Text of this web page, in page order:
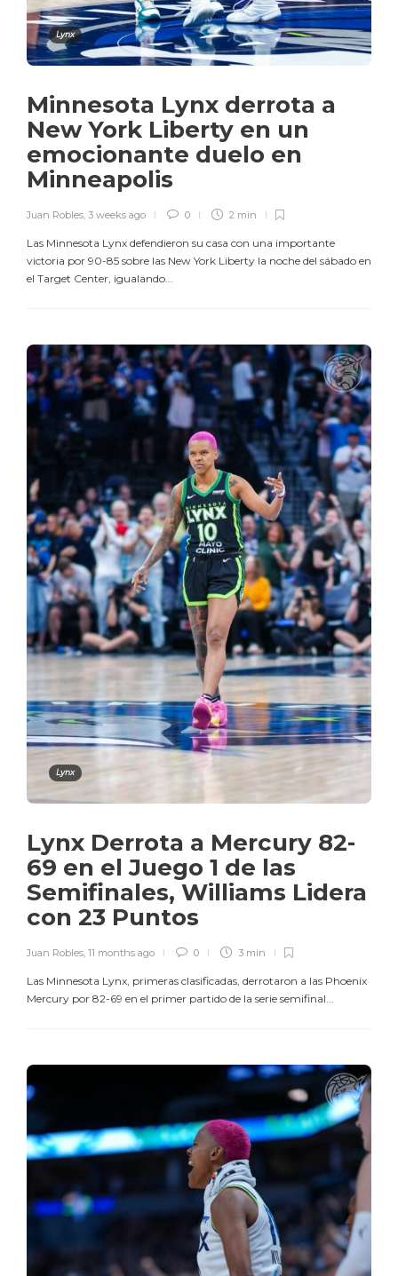
Lynx
Minnesota Lynx derrota a
New York Liberty en un
emocionante duelo en
Minneapolis
Juan Robles, 3 weeks ago 0 2 min
Las Minnesota Lynx defendieron su casa con una importante
victoria por 90-85 sobre las New York Liberty la noche del sábado en
el Target Center, igualando...
Lynx
Lynx Derrota a Mercury 82-
69 en el Juego 1 de las
Semifinales, Williams Lidera
con 23 Puntos
Juan Robles, 11 months ago 0 3 min
Las Minnesota Lynx, primeras clasificadas, derrotaron a las Phoenix
Mercury por 82-69 en el primer partido de la serie semifinal...